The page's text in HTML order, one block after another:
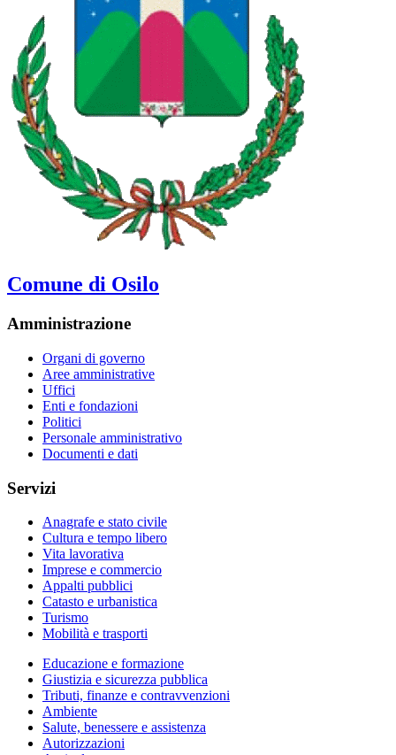
Comune di Osilo
Amministrazione
Organi di governo
Aree amministrative
Uffici
Enti e fondazioni
Politici
Personale amministrativo
Documenti e dati
Servizi
Anagrafe e stato civile
Cultura e tempo libero
Vita lavorativa
Imprese e commercio
Appalti pubblici
Catasto e urbanistica
Turismo
Mobilità e trasporti
Educazione e formazione
Giustizia e sicurezza pubblica
Tributi, finanze e contravvenzioni
Ambiente
Salute, benessere e assistenza
Autorizzazioni